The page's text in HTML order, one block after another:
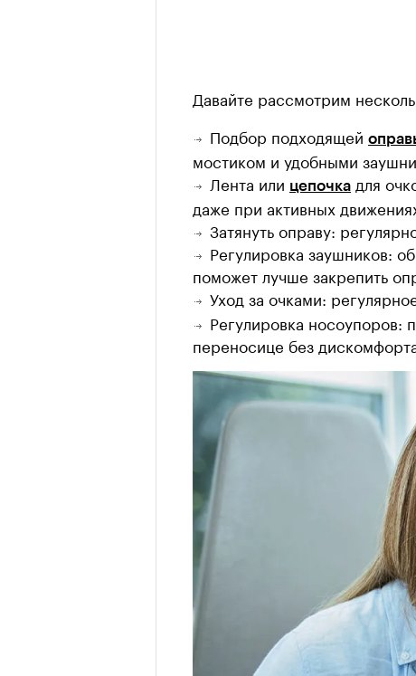
Давайте рассмотрим
Подбор подходящей
мостиком и удобными
Лента или цепочка для
даже при активных
Затянуть оправу:
Регулировка заушников:
поможет лучше закрепить
Уход за очками:
Регулировка носоупоров:
переносице без